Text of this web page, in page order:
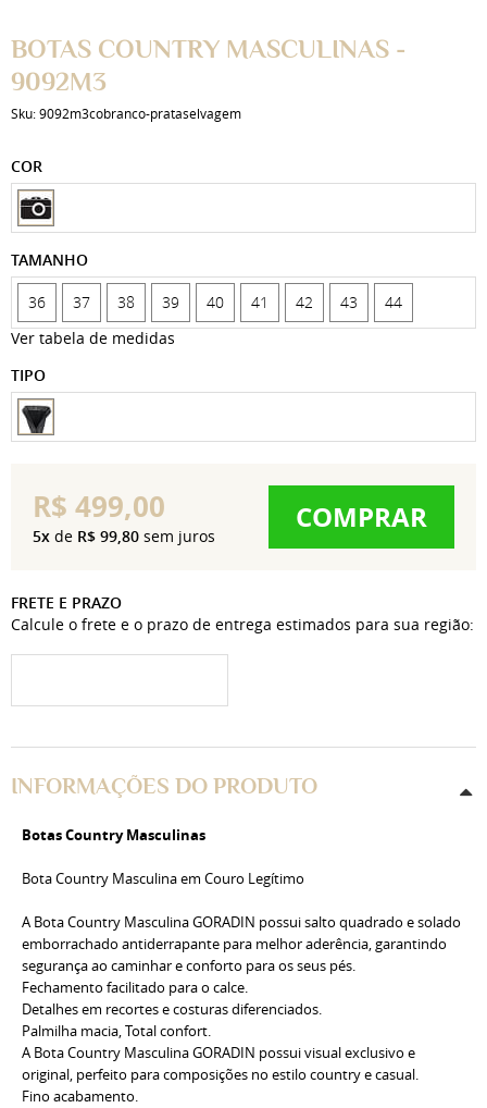
BOTAS COUNTRY MASCULINAS -
9092M3
Sku:9092m3cobranco-prataselvagem
COR
TAMANHO
36 37 38 39 40 41 42 43
44
Ver tabela de medidas
TIPO
R$ 499,00
5x de R$ 99,80 sem juros COMPRAR
FRETE E PRAZO
Calcule o frete e o prazo de entrega estimados para sua região:
INFORMAÇÕES DO PRODUTO
Botas Country Masculinas
Bota Country Masculina em Couro Legítimo
A Bota Country Masculina GORADIN possui salto quadrado e solado
emborrachado antiderrapante para melhor aderência, garantindo
segurança ao caminhar e conforto para os seus pés.
Fechamento facilitado para o calce.
Detalhes em recortes e costuras diferenciados.
Palmilha macia, Total confort.
A Bota Country Masculina GORADIN possui visual exclusivo e
original, perfeito para composições no estilo country e casual.
Fino acabamento.